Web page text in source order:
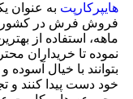
هایپرکارپتبه عنوان
ماهه، استفاده از
نموده تا خریداران
بتوانند با خیال
خود دست پیدا کنند و